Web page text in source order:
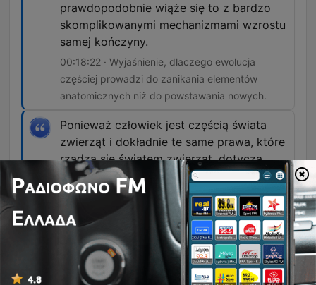
prawdopodobnie wiąże się to z bardzo
skomplikowanymi mechanizmami wzrostu
samej kończyny.
00:18:22 · Wyjaśnienie, dlaczego ewolucja
częściej prowadzi do zanikania elementów
anatomicznych niż do powstawania nowych.
Ponieważ człowiek jest częścią świata
zwierząt i dokładnie te same prawa, które
rządzą się światem zwierząt, dotyczą
również człowieka.
00:21:37 · Odpowiedź na pytanie o możliwość
dalszej ewolucji gatunku ludzkiego.
Rzeczywiście, gdybyśmy chcieli dodać
skorupę żółwia do myszy, to by było
dosyć skomplikowane, bo to jest cała